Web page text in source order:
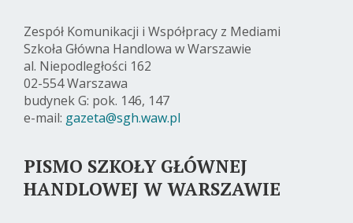
Zespół Komunikacji i Współpracy z Mediami
Szkoła Główna Handlowa w Warszawie
al. Niepodległości 162
02-554 Warszawa
budynek G: pok. 146, 147
e-mail: gazeta@sgh.waw.pl
PISMO SZKOŁY GŁÓWNEJ
HANDLOWEJ W WARSZAWIE